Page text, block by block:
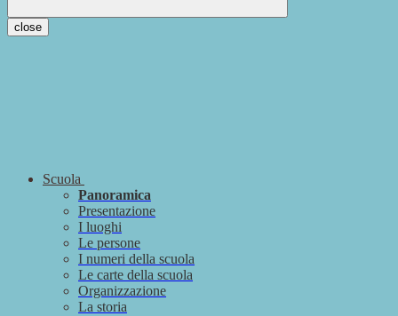
close
Scuola
Panoramica
Presentazione
I luoghi
Le persone
I numeri della scuola
Le carte della scuola
Organizzazione
La storia